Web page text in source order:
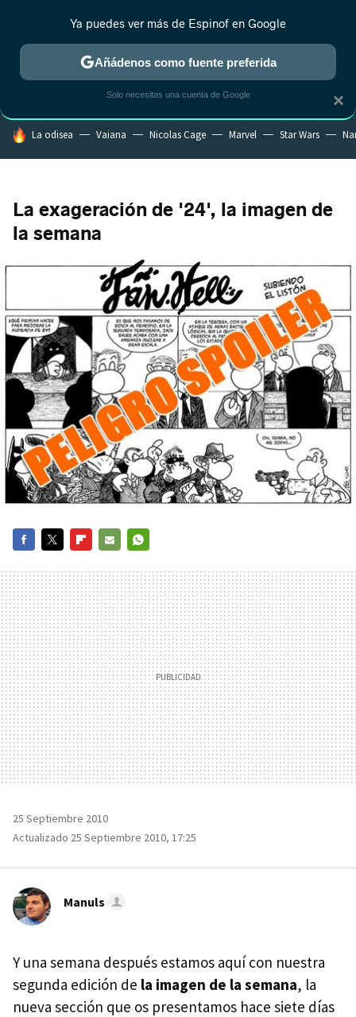
MENÚ NUEVO
ESTRENOS REALITY ANIME RANKINGS CINE
HOY SE HABLA DE
La odisea Vaiana Nicolas Cage Marvel Star Wars
La exageración de '24', la imagen de
la semana
MAIL
25 Septiembre 2010
Actualizado 25 Septiembre 2010, 17:25
Manuls
Y una semana después estamos aquí con nuestra
segunda edición de la imagen de la semana, la
nueva sección que os presentamos hace siete días
×
Ya puedes ver más de Espinof en Google
Añádenos como fuente preferida
Solo necesitas una cuenta de Google